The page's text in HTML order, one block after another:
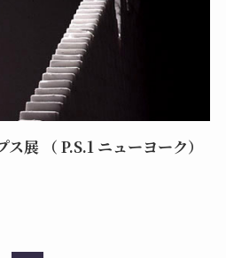
展 （ P.S.1 ニューヨーク）